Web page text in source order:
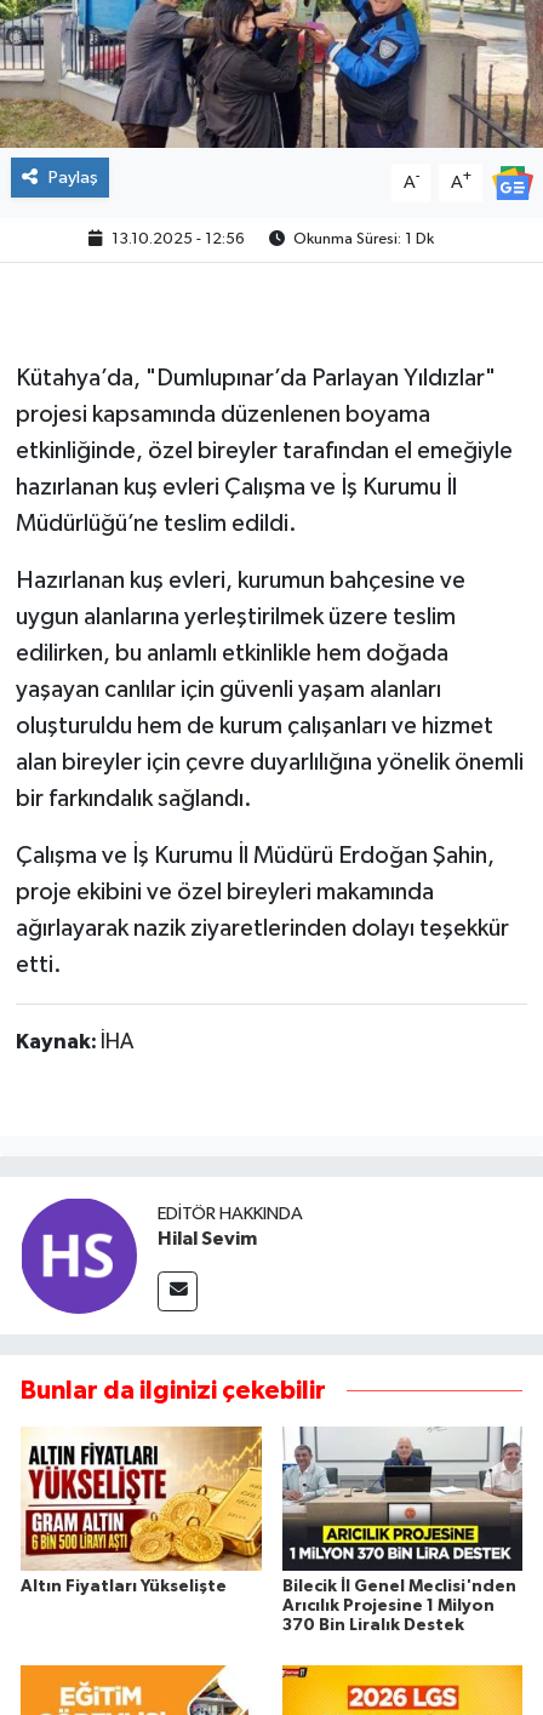
Paylaş A- A+
13.10.2025 - 12:56 Okunma Süresi: 1 Dk
Kütahya’da, "Dumlupınar’da Parlayan Yıldızlar"
projesi kapsamında düzenlenen boyama
etkinliğinde, özel bireyler tarafından el emeğiyle
hazırlanan kuş evleri Çalışma ve İş Kurumu İl
Müdürlüğü’ne teslim edildi.
Hazırlanan kuş evleri, kurumun bahçesine ve
uygun alanlarına yerleştirilmek üzere teslim
edilirken, bu anlamlı etkinlikle hem doğada
yaşayan canlılar için güvenli yaşam alanları
oluşturuldu hem de kurum çalışanları ve hizmet
alan bireyler için çevre duyarlılığına yönelik önemli
bir farkındalık sağlandı.
Çalışma ve İş Kurumu İl Müdürü Erdoğan Şahin,
proje ekibini ve özel bireyleri makamında
ağırlayarak nazik ziyaretlerinden dolayı teşekkür
etti.
Kaynak: İHA
EDITÖR HAKKINDA
Hilal Sevim
Bunlar da ilginizi çekebilir
Altın Fiyatları Yükselişte
Bilecik İl Genel Meclisi'nden
Arıcılık Projesine 1 Milyon
370 Bin Liralık Destek